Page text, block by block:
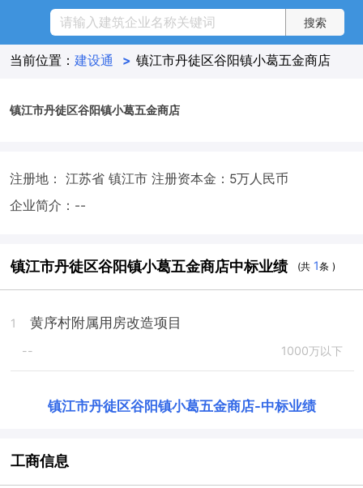
当前位置： 建设通 > 镇江市丹徒区谷阳镇小葛五金商店
镇江市丹徒区谷阳镇小葛五金商店
注册地： 江苏省 镇江市 注册资本金：5万人民币
企业简介：--
镇江市丹徒区谷阳镇小葛五金商店中标业绩 (共 1条 )
1 黄序村附属用房改造项目
-- 1000万以下
镇江市丹徒区谷阳镇小葛五金商店-中标业绩
工商信息